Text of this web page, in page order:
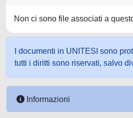
Non ci sono file associati a
I documenti in UNITESI sono
tutti i diritti sono riservati, salvo
Informazioni